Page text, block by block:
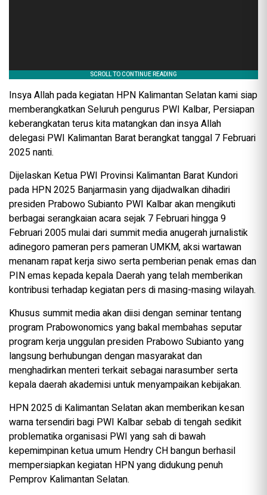
Insya Allah pada kegiatan HPN Kalimantan Selatan kami siap
memberangkatkan Seluruh pengurus PWI Kalbar, Persiapan
keberangkatan terus kita matangkan dan insya Allah
delegasi PWI Kalimantan Barat berangkat tanggal 7 Februari
2025 nanti.
Dijelaskan Ketua PWI Provinsi Kalimantan Barat Kundori
pada HPN 2025 Banjarmasin yang dijadwalkan dihadiri
presiden Prabowo Subianto PWI Kalbar akan mengikuti
berbagai serangkaian acara sejak 7 Februari hingga 9
Februari 2005 mulai dari summit media anugerah jurnalistik
adinegoro pameran pers pameran UMKM, aksi wartawan
menanam rapat kerja siwo serta pemberian penak emas dan
PIN emas kepada kepala Daerah yang telah memberikan
kontribusi terhadap kegiatan pers di masing-masing wilayah.
Khusus summit media akan diisi dengan seminar tentang
program Prabowonomics yang bakal membahas seputar
program kerja unggulan presiden Prabowo Subianto yang
langsung berhubungan dengan masyarakat dan
menghadirkan menteri terkait sebagai narasumber serta
kepala daerah akademisi untuk menyampaikan kebijakan.
HPN 2025 di Kalimantan Selatan akan memberikan kesan
warna tersendiri bagi PWI Kalbar sebab di tengah sedikit
problematika organisasi PWI yang sah di bawah
kepemimpinan ketua umum Hendry CH bangun berhasil
mempersiapkan kegiatan HPN yang didukung penuh
Pemprov Kalimantan Selatan.